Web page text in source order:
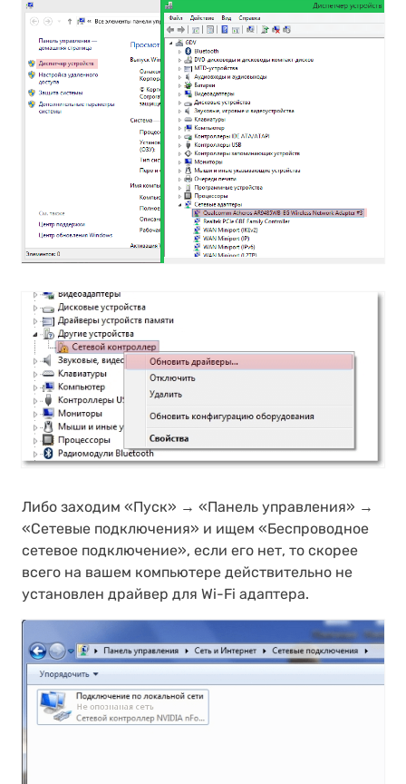
Либо заходим «Пуск» → «Панель управления» →
«Сетевые подключения» и ищем «Беспроводное
сетевое подключение», если его нет, то скорее
всего на вашем компьютере действительно не
установлен драйвер для Wi-Fi адаптера.